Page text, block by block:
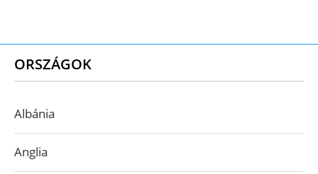
ORSZÁGOK
Albánia
Anglia